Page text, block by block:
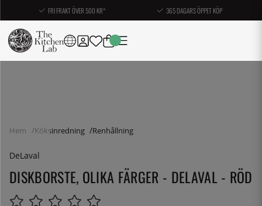
FRI FRAKT ÖVER 500 KR* 365 DAGARS ÖPPET KÖP
Hem Köksinredning Renhållning
DeLaval
DISKBORSTE, OLIKA FÄRGER - DELAVAL - RÖD